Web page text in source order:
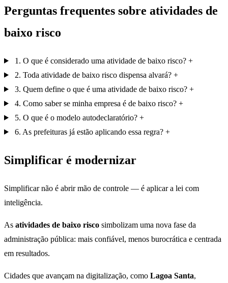
Perguntas frequentes sobre atividades de
baixo risco
1. O que é considerado uma atividade de baixo risco?
2. Toda atividade de baixo risco dispensa alvará?
3. Quem define o que é uma atividade de baixo risco?
4. Como saber se minha empresa é de baixo risco?
5. O que é o modelo autodeclaratório?
6. As prefeituras já estão aplicando essa regra?
Simplificar é modernizar
Simplificar não é abrir mão de controle — é aplicar a lei com
inteligência.
As atividades de baixo risco simbolizam uma nova fase da
administração pública: mais confiável, menos burocrática e centrada
em resultados.
Cidades que avançam na digitalização, como Lagoa Santa,